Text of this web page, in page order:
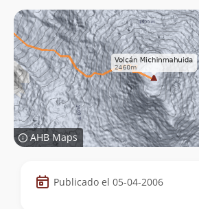
AHB Maps
Datos
de
Publicado el 05-04-2006